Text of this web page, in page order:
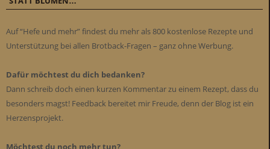
Auf “Hefe und mehr” findest du mehr als 800 kostenlose Rezepte und
Unterstützung bei allen Brotback-Fragen – ganz ohne Werbung.
Dafür möchtest du dich bedanken?
Dann schreib doch einen kurzen Kommentar zu einem Rezept, dass du
besonders magst! Feedback bereitet mir Freude, denn der Blog ist ein
Herzensprojekt.